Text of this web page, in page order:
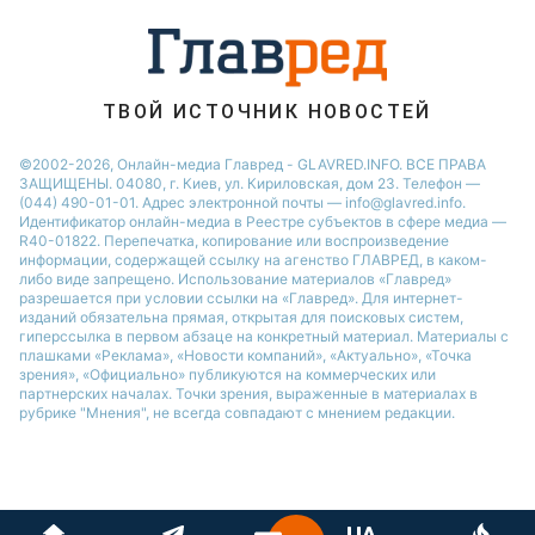
ТВОЙ ИСТОЧНИК НОВОСТЕЙ
©2002-2026, Онлайн-медиа Главред - GLAVRED.INFO. ВСЕ ПРАВА
ЗАЩИЩЕНЫ. 04080, г. Киев, ул. Кириловская, дом 23. Телефон —
(044) 490-01-01. Адрес электронной почты — info@glavred.info.
Идентификатор онлайн-медиа в Реестре cубъектов в сфере медиа —
R40-01822. Перепечатка, копирование или воспроизведение
информации, содержащей ссылку на агенство ГЛАВРЕД, в каком-
либо виде запрещено. Использование материалов «Главред»
разрешается при условии ссылки на «Главред». Для интернет-
изданий обязательна прямая, открытая для поисковых систем,
гиперссылка в первом абзаце на конкретный материал. Материалы с
плашками «Реклама», «Новости компаний», «Актуально», «Точка
зрения», «Официально» публикуются на коммерческих или
партнерских началах. Точки зрения, выраженные в материалах в
рубрике "Мнения", не всегда совпадают с мнением редакции.